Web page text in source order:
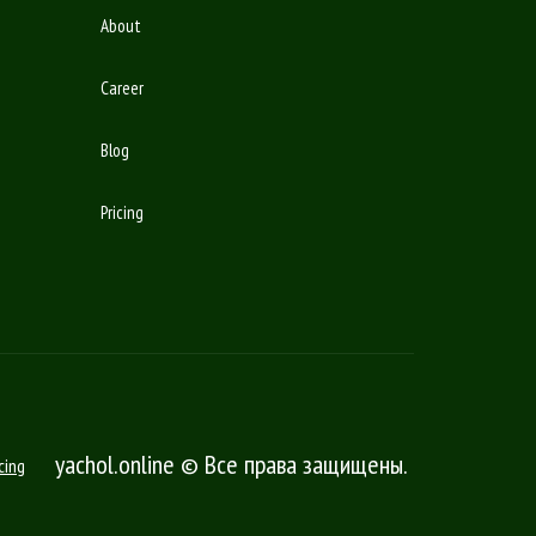
About
Career
Blog
Pricing
yachol.online © Все права защищены.